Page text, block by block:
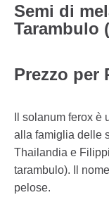
Semi di
Tarambulo
Prezzo per
Il solanum ferox
alla famiglia delle
Thailandia e
tarambulo). Il
pelose.